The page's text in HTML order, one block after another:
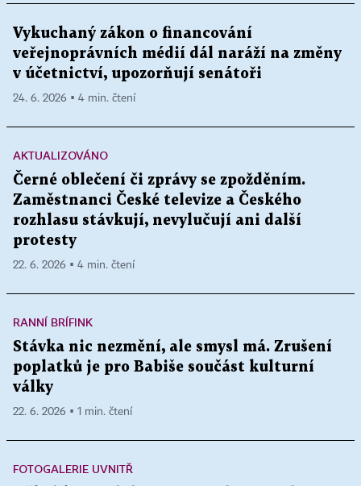
Vykuchaný zákon o financování
veřejnoprávních médií dál naráží na změny
v účetnictví, upozorňují senátoři
24. 6. 2026 ▪ 4 min. čtení
AKTUALIZOVÁNO
Černé oblečení či zprávy se zpožděním.
Zaměstnanci České televize a Českého
rozhlasu stávkují, nevylučují ani další
protesty
22. 6. 2026 ▪ 4 min. čtení
RANNÍ BRÍFINK
Stávka nic nezmění, ale smysl má. Zrušení
poplatků je pro Babiše součást kulturní
války
22. 6. 2026 ▪ 1 min. čtení
FOTOGALERIE UVNITŘ